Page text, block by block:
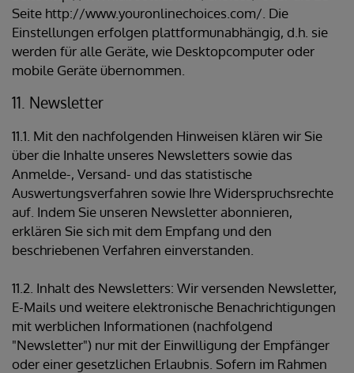
Seite http://www.youronlinechoices.com/. Die
Einstellungen erfolgen plattformunabhängig, d.h. sie
werden für alle Geräte, wie Desktopcomputer oder
mobile Geräte übernommen.
11. Newsletter
11.1. Mit den nachfolgenden Hinweisen klären wir Sie
über die Inhalte unseres Newsletters sowie das
Anmelde-, Versand- und das statistische
Auswertungsverfahren sowie Ihre Widerspruchsrechte
auf. Indem Sie unseren Newsletter abonnieren,
erklären Sie sich mit dem Empfang und den
beschriebenen Verfahren einverstanden.
11.2. Inhalt des Newsletters: Wir versenden Newsletter,
E-Mails und weitere elektronische Benachrichtigungen
mit werblichen Informationen (nachfolgend
"Newsletter") nur mit der Einwilligung der Empfänger
oder einer gesetzlichen Erlaubnis. Sofern im Rahmen